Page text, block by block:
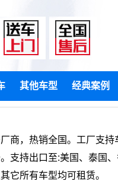
其他车型 经典案例
商，热销全国。工厂支持
支持出口至:美国、泰国
它所有车型均可租赁。